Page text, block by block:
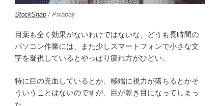
StockSnap / Pixabay
目薬も全く効果がないわけではないな、どうも長時間の
パソコン作業には、また少しスマートフォンで小さな文
字を凝視しているとやっぱり疲れ方がひどい。
特に目の充血しているとか、極端に視力が落ちるとかそ
ういうことはないのですが、目が乾き目になってしまっ
た。